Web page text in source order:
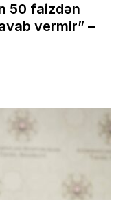
50 faizdən
vermir” –